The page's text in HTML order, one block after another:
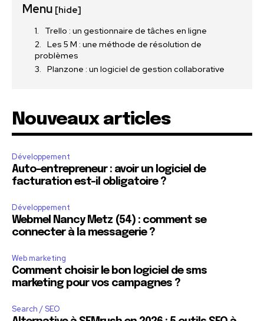
Menu [hide]
Trello : un gestionnaire de tâches en ligne
Les 5 M : une méthode de résolution de
problèmes
Planzone : un logiciel de gestion collaborative
Nouveaux articles
Développement
Auto-entrepreneur : avoir un logiciel de
facturation est-il obligatoire ?
Développement
Webmel Nancy Metz (54) : comment se
connecter à la messagerie ?
Web marketing
Comment choisir le bon logiciel de sms
marketing pour vos campagnes ?
Search / SEO